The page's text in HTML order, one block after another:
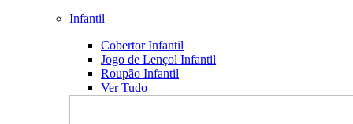
Infantil
Cobertor Infantil
Jogo de Lençol Infantil
Roupão Infantil
Ver Tudo